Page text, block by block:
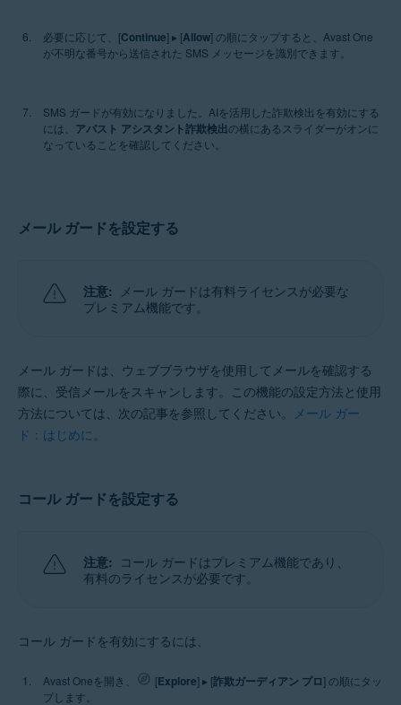
必要に応じて、[Continue] ▸ [Allow] の順にタップすると、Avast One
が不明な番号から送信された SMS メッセージを識別できます。
SMS ガードが有効になりました。AIを活用した詐欺検出を有効にする
には、 アバスト アシスタント詐欺検出の横にあるスライダーがオンに
なっていることを確認してください。
メール ガードを設定する
注意:
メール ガードは有料ライセンスが必要な
プレミアム機能です。
メール ガードは、ウェブブラウザを使用してメールを確認する
際に、受信メールをスキャンします。この機能の設定方法と使用
方法については、次の記事を参照してください。
メール ガー
ド：はじめに。
コール ガードを設定する
注意: コール ガードはプレミアム機能であり、
有料のライセンスが必要です。
コール ガードを有効にするには、
Avast Oneを開き、 [Explore] ▸ [詐欺ガーディアン プロ] の順にタッ
プします。